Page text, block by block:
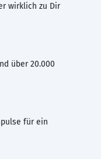
wirklich zu Dir
über 20.000
für ein